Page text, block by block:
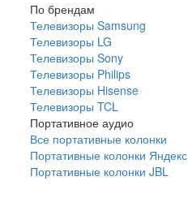
По брендам
Телевизоры Samsung
Телевизоры LG
Телевизоры Sony
Телевизоры Philips
Телевизоры Hisense
Телевизоры TCL
Портативное аудио
Все портативные колонки
Портативные колонки Яндекс
Портативные колонки JBL